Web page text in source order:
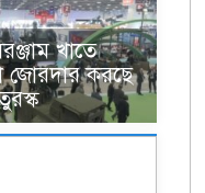
খাতে
জোরদার করছে